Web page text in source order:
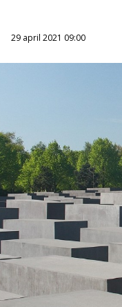
29 april 2021 09:00